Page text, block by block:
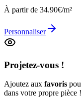
À partir de 34.90€/m²
Personnaliser
Projetez-vous !
Ajoutez aux favoris
dans votre propre pièce !